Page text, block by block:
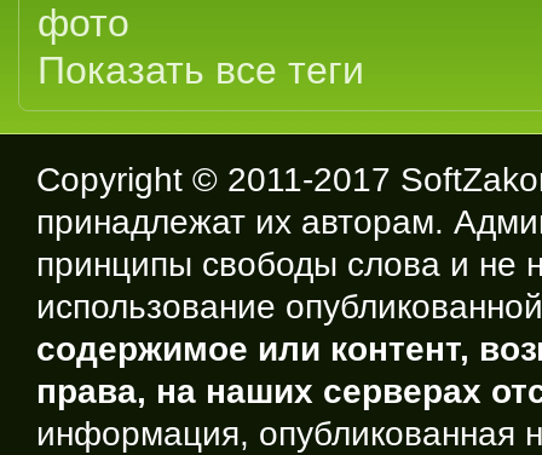
фото
Показать все теги
Copyright © 2011-2017
принадлежат их авторам.
принципы свободы слова и не
использование
содержимое или контент,
права, на наших серверах
информация,